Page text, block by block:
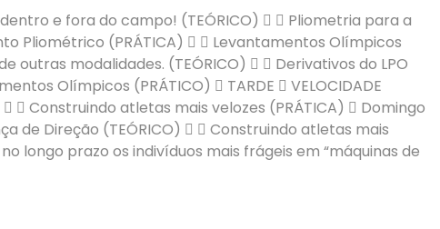
- Turma 4 (2026)
dentro e fora do campo! (TEÓRICO)   Pliometria para a
Pliométrico (PRÁTICA)   Levantamentos Olímpicos
modalidades. (TEÓRICO)   Derivativos do LPO
Olímpicos (PRÁTICO)  TARDE  VELOCIDADE
 Construindo atletas mais velozes (PRÁTICA)  Domingo
de Direção (TEÓRICO)   Construindo atletas mais
longo prazo os indivíduos mais frágeis em “máquinas de